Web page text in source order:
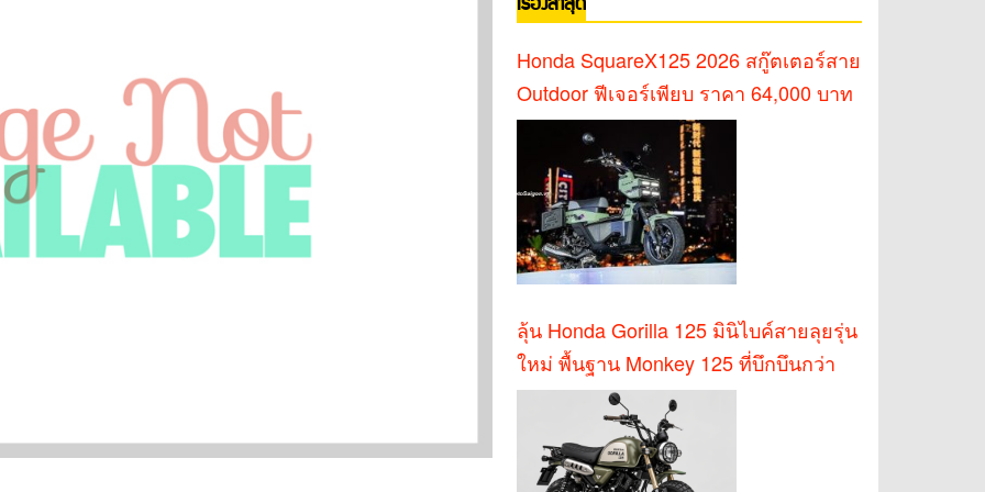
Honda SquareX125 2026 สกู๊ตเตอร์สาย
Outdoor ฟีเจอร์เพียบ ราคา 64,000 บาท
ลุ้น Honda Gorilla 125 มินิไบค์สายลุยรุ่น
ใหม่ พื้นฐาน Monkey 125 ที่บึกบึนกว่า